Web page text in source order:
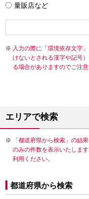
量販店など
入力の際に「環境依存文字
けないとされる漢字や記号
る場合がありますのでご注意
エリアで検索
「都道府県から検索」の結
のみの件数を表示いたしま
利用ください。
都道府県から検索